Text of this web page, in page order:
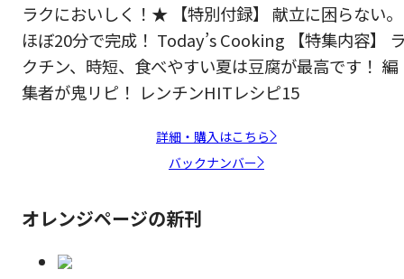
ラクにおいしく！★ 【特別付録】 献立に困らない。
ほぼ20分で完成！ Today’s Cooking 【特集内容】
クチン、時短、食べやすい夏は豆腐が最高です！ 編
集者が鬼リピ！ レンチンHITレシピ15
詳細・購入はこちら
バックナンバー
オレンジページの新刊